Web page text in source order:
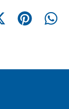
Share
Share